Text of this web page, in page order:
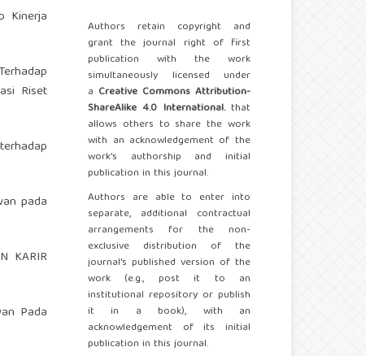
Kinerja
Riset
pada
KARIR
Pada
Authors retain copyright and
grant the journal right of first
publication with the work
simultaneously licensed under
a Creative Commons Attribution-
ShareAlike 4.0 International.that
allows others to share the work
with an acknowledgement of the
work's authorship and initial
publication in this journal.
Authors are able to enter into
separate, additional contractual
arrangements for the non-
exclusive distribution of the
journal's published version of the
work (e.g., post it to an
institutional repository or publish
it in a book), with an
acknowledgement of its initial
publication in this journal.